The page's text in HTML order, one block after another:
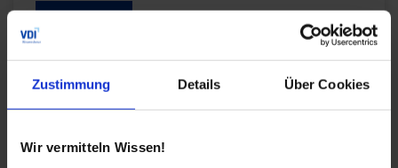
Zustimmung Details Über Cookies
Wir vermitteln Wissen!
WEITERLESEN
Validierung der Simulationswerkzeuge an
hydrodynamischen Gleitlagern
18.02.2026